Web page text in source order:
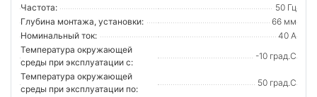
Частота:
50 Гц
Глубина монтажа, установки:
66 мм
Номинальный ток:
40 А
Температура окружающей
среды при эксплуатации с:
-10 град.C
Температура окружающей
cреды при эксплуатации по:
50 град.C